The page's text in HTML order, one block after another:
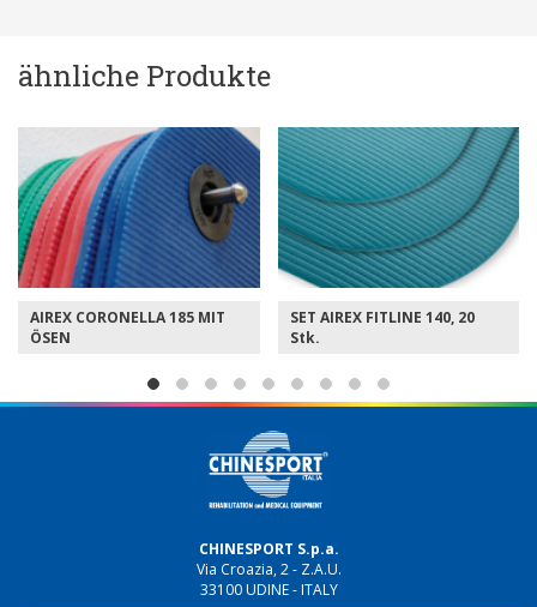
ähnliche Produkte
SET AIREX FITLINE 140, 20
Stk.
SET AIREX FITLINE 180, 15
Stk.
CHINESPORT S.p.a.
Via Croazia, 2 - Z.A.U.
33100 UDINE - ITALY